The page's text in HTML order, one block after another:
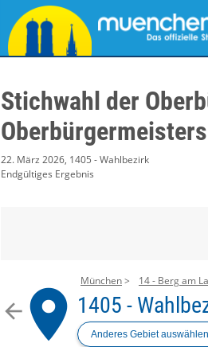
Stichwahl der
Oberbürgermeisters
22. März 2026, 1405 - Wahlbezirk
Endgültiges Ergebnis
arrow_backplace
München 14 - Berg am
1405 -
Anderes Gebiet auswählen